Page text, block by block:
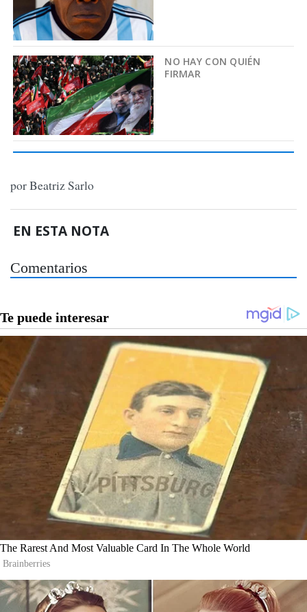
NO HAY CON QUIÉN
FIRMAR
por Beatriz Sarlo
EN ESTA NOTA
Comentarios